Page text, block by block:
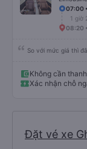
07:00
1 giờ
08:20
So với mức giá thì
Không cần
Xác nhận chỗ
Đặt vé xe